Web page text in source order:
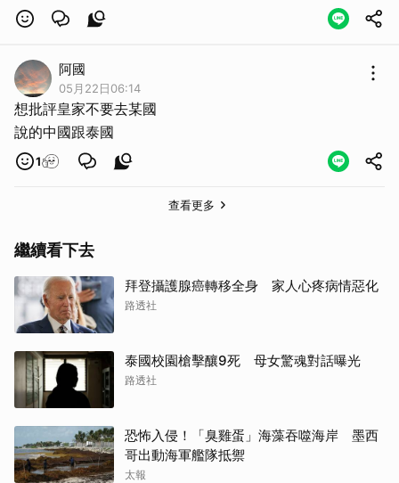
阿國
05月22日06:14
想批評皇家不要去某國
說的中國跟泰國
1
查看更多
繼續看下去
拜登攝護腺癌轉移全身 家人心疼病情惡化
路透社
泰國校園槍擊釀9死 母女驚魂對話曝光
路透社
恐怖入侵！「臭雞蛋」海藻吞噬海岸 墨西
哥出動海軍艦隊抵禦
太報